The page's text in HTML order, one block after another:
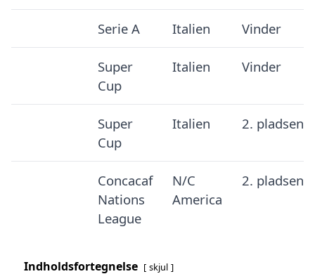
Serie A Italien Vinder
Super
Cup
Italien Vinder
Super
Cup
Italien 2. pladsen
Concacaf
Nations
League
N/C
America
2. pladsen
Indholdsfortegnelse skjul